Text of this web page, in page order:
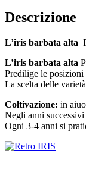
Descrizione
L’iris barbata alta
L’iris barbata alta
Predilige le posizioni
La scelta delle
Coltivazione: in
Negli anni
Ogni 3-4 anni si